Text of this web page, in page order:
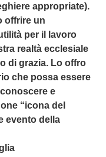
appropriate).
offrire un
per il lavoro
realtà ecclesiale
di grazia. Lo offro
che possa essere
e
“icona del
evento della